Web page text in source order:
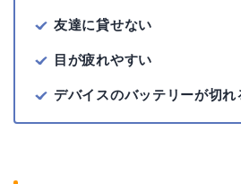
友達に貸せない
目が疲れやすい
デバイスのバッテリーが切れ